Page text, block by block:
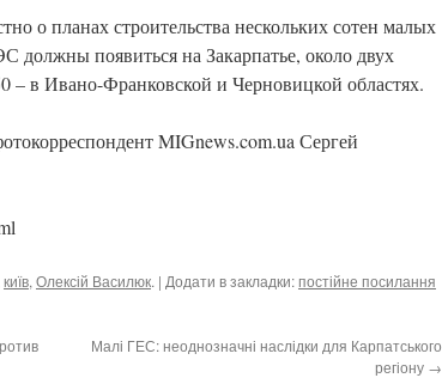
о планах строительства нескольких сотен малых
должны появиться на Закарпатье, около двух
– в Ивано-Франковской и Черновицкой областях.
MIGnews.com.ua Сергей
київ, Олексій Василюк. | Додати в закладки:постійне посилання
Малі ГЕС: неоднозначні наслідки для Карпатського
регіону →